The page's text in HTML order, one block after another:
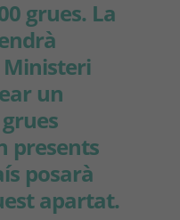
grues. La
un
presents
posarà
apartat.